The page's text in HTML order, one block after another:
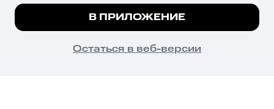
психотропных веществ, их аналогов причиняет вред здоровью,
их незаконный оборот запрещён и влечёт установленную
законодательством ответственность.
© 2026 ООО «КИОН».
Все права защищены
Мы используем куки, чтобы на сайте все
Подробнее
ПОНЯТНО
В ПРИЛОЖЕНИЕ
Остаться в веб-версии